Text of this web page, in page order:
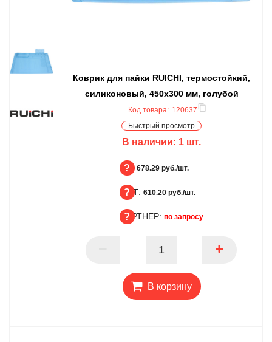
Коврик для пайки RUICHI, термостойкий,
силиконовый, 450x300 мм, голубой
Код товара: 120637
Быстрый просмотр
В наличии: 1 шт.
БЦ: 678.29 руб./шт.
ОПТ: 610.20 руб./шт.
ПАРТНЕР: по запросу
В корзину